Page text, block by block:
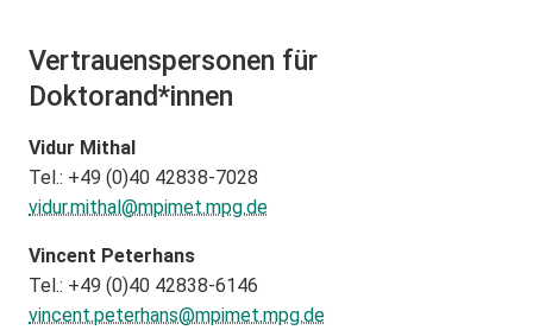
Vertrauenspersonen für
Doktorand*innen
Vidur Mithal
Tel.: +49 (0)40 42838-7028
vidur.mithal@mpimet.mpg.de
Vincent Peterhans
Tel.: +49 (0)40 42838-6146
vincent.peterhans@mpimet.mpg.de